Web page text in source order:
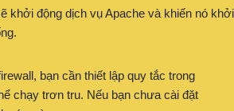
khởi động dịch vụ Apache và khiến nó khởi
bạn cần thiết lập quy tắc trong
chạy trơn tru. Nếu bạn chưa cài đặt